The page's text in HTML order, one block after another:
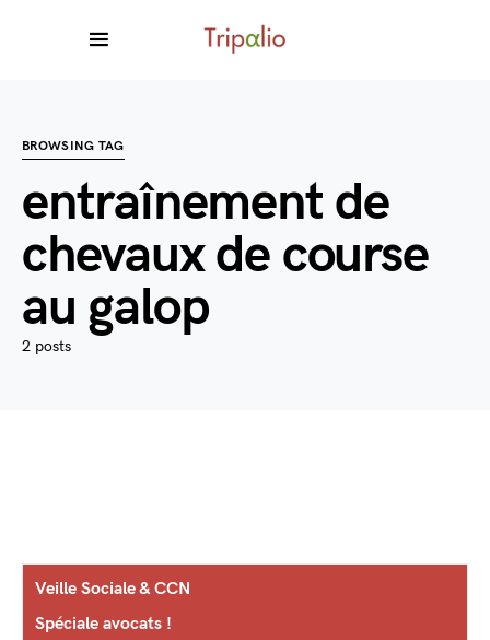
BROWSING TAG
entraînement de
chevaux de course
au galop
2 posts
Veille Sociale & CCN
Spéciale avocats !